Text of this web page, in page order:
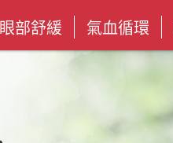
眼部舒緩 氣血循環